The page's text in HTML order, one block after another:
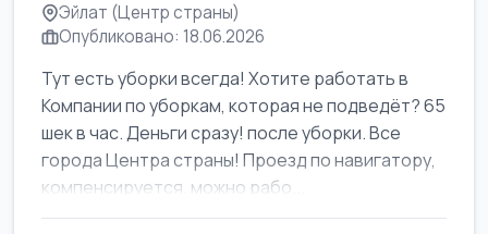
Эйлат (Центр страны)
Опубликовано: 18.06.2026
Тут есть уборки всегда! Хотите работать в
Компании по уборкам, которая не подведёт? 65
шек в час. Деньги сразу! после уборки. Все
города Центра страны! Проезд по навигатору,
компенсируется. можно рабо...